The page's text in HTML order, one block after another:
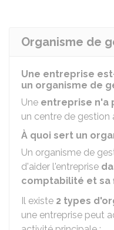
Organisme de
Une entreprise
un organisme de
Une entreprise n'a
un centre de gestion
À quoi sert un
Un organisme de
d'aider l'entreprise
comptabilité et sa
Il existe 2 types
une entreprise peut